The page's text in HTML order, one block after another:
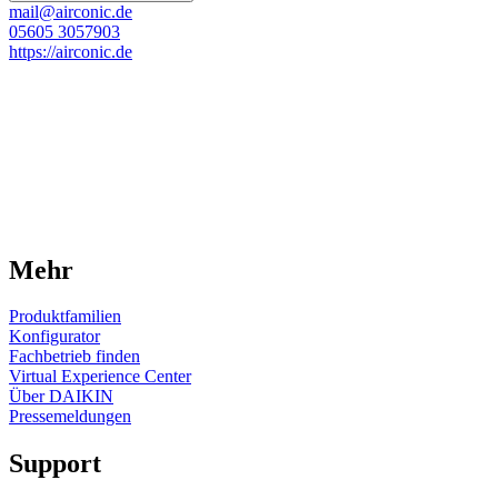
mail@airconic.de
05605 3057903
https://airconic.de
Mehr
Produktfamilien
Konfigurator
Fachbetrieb finden
Virtual Experience Center
Über DAIKIN
Pressemeldungen
Support